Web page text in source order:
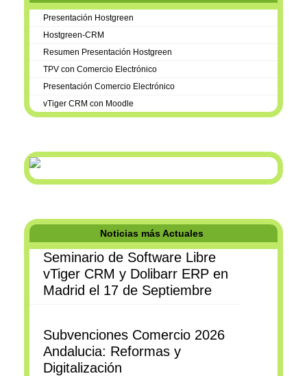
Presentación Hostgreen
Hostgreen-CRM
Resumen Presentación Hostgreen
TPV con Comercio Electrónico
Presentación Comercio Electrónico
vTiger CRM con Moodle
Noticias más Actuales
Seminario de Software Libre
vTiger CRM y Dolibarr ERP en
Madrid el 17 de Septiembre
Subvenciones Comercio 2026
Andalucia: Reformas y
Digitalización